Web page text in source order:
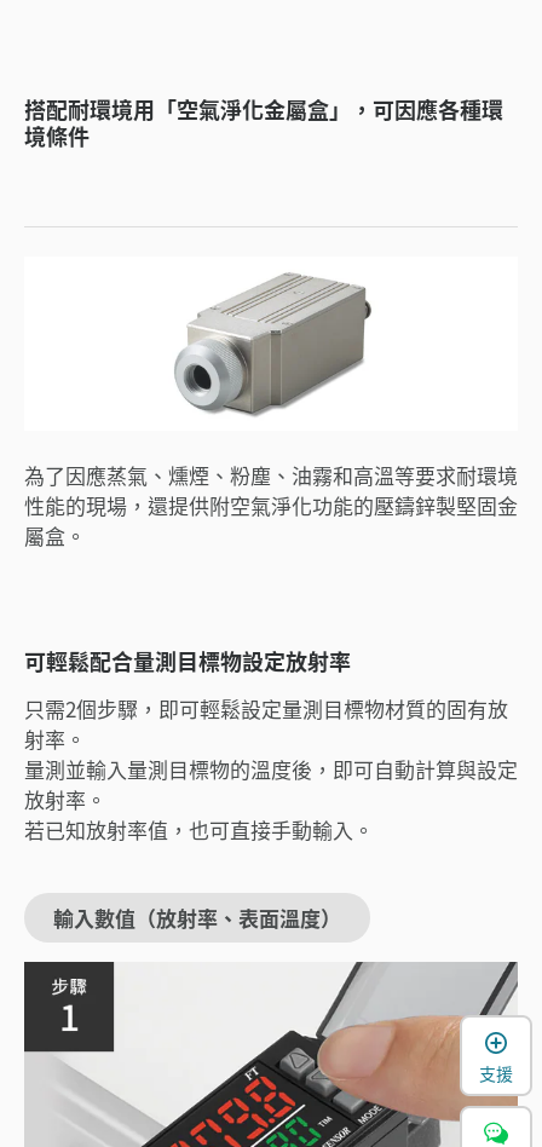
搭配耐環境用「空氣淨化金屬盒」，可因應各種環
境條件
為了因應蒸氣、燻煙、粉塵、油霧和高溫等要求耐環境
性能的現場，還提供附空氣淨化功能的壓鑄鋅製堅固金
屬盒。
可輕鬆配合量測目標物設定放射率
只需2個步驟，即可輕鬆設定量測目標物材質的固有放
射率。
量測並輸入量測目標物的溫度後，即可自動計算與設定
放射率。
若已知放射率值，也可直接手動輸入。
輸入數值（放射率、表面溫度）
支援